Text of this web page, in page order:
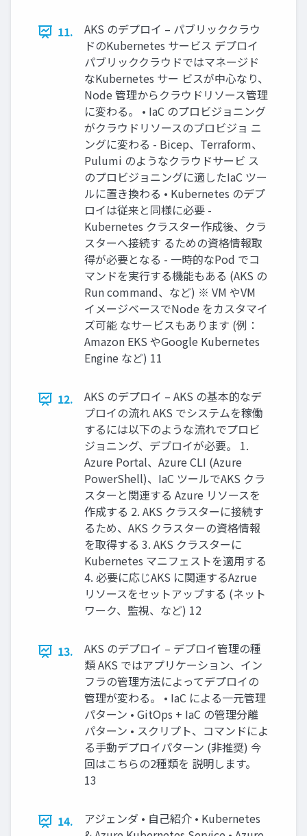
11.
AKS のデプロイ – パブリッククラウ
ドのKubernetes サービス デプロイ
パブリッククラウドではマネージド
なKubernetes サー ビスが中心なり、
Node 管理からクラウドリソース管理
に変わる。 • IaC のプロビジョニング
がクラウドリソースのプロビジョ ニ
ングに変わる - Bicep、Terraform、
Pulumi のようなクラウドサービ ス
のプロビジョニングに適したIaC ツー
ルに置き換わる • Kubernetes のデプ
ロイは従来と同様に必要 -
Kubernetes クラスター作成後、クラ
スターへ接続す るための資格情報取
得が必要となる - 一時的なPod でコ
マンドを実行する機能もある (AKS の
Run command、など) ※ VM やVM
イメージベースでNode をカスタマイ
ズ可能 なサービスもあります (例：
Amazon EKS やGoogle Kubernetes
Engine など) 11
12.
AKS のデプロイ – AKS の基本的なデ
プロイの流れ AKS でシステムを稼働
するには以下のような流れでプロビ
ジョニング、デプロイが必要。 1.
Azure Portal、Azure CLI (Azure
PowerShell)、IaC ツールでAKS クラ
スターと関連する Azure リソースを
作成する 2. AKS クラスターに接続す
るため、AKS クラスターの資格情報
を取得する 3. AKS クラスターに
Kubernetes マニフェストを適用する
4. 必要に応じAKS に関連するAzrue
リソースをセットアップする (ネット
ワーク、監視、など) 12
13.
AKS のデプロイ – デプロイ管理の種
類 AKS ではアプリケーション、イン
フラの管理方法によってデプロイの
管理が変わる。 • IaC による一元管理
パターン • GitOps + IaC の管理分離
パターン • スクリプト、コマンドによ
る手動デプロイパターン (非推奨) 今
回はこちらの2種類を 説明します。
13
14.
アジェンダ • 自己紹介 • Kubernetes